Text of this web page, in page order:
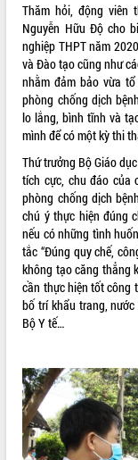
VIDEO
Loading the player...
Khám bệnh, cấp phát
và tặng quà người dân xã
Hội nghị UBND tỉnh Đắk
tháng 7/2026
Lễ truy tặng danh hiệu
Nam Anh hùng” và trao
UBND tỉnh Đắk Lắk triển
vụ 6 tháng cuối năm 2026
Kỳ họp thứ Hai, Hội đồng
tỉnh khóa XI quyết nghị
quan trọng
ALBUM ẢNH
Thăm hỏi, động viên
Nguyễn Hữu Độ cho
nghiệp THPT năm
và Đào tạo cũng như
nhằm đảm bảo vừa
phòng chống dịch
lo lắng, bình tĩnh và
mình để có một kỳ thi
Thứ trưởng Bộ Giáo
tích cực, chu đáo của
phòng chống dịch
chú ý thực hiện đúng
nếu có những tình
tắc “Đúng quy chế,
không tạo căng thẳng
cần thực hiện tốt công
bố trí khẩu trang,
Bộ Y tế…